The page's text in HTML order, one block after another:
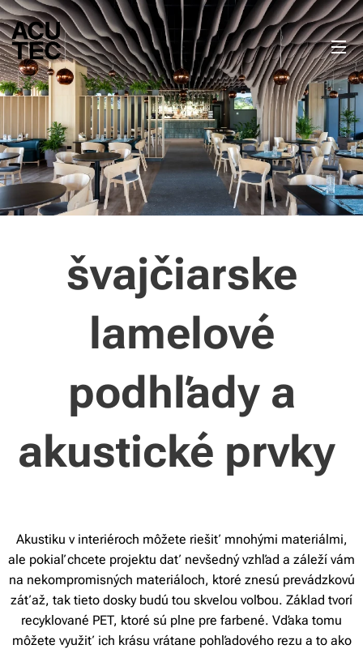
švajčiarske
lamelové
podhľady a
akustické prvky
Akustiku v interiéroch môžete riešiť mnohými materiálmi,
ale pokiaľ chcete projektu dať nevšedný vzhľad a záleží vám
na nekompromisných materiáloch, ktoré znesú prevádzkovú
záťaž, tak tieto dosky budú tou skvelou voľbou. Základ tvorí
recyklované PET, ktoré sú plne pre farbené. Vďaka tomu
môžete využiť ich krásu vrátane pohľadového rezu a to ako